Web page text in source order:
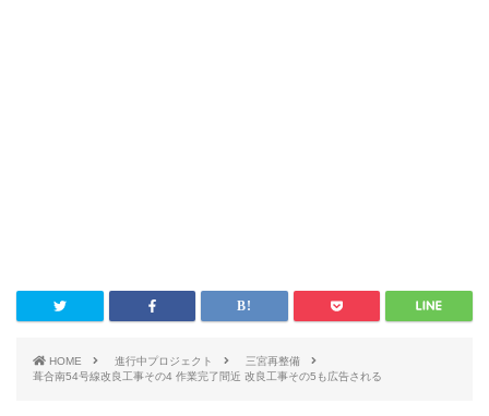
HOME 進行中プロジェクト
三宮再整備
葺合南54号線改良工事その4 作業完了間近 改良工事その5も広告される